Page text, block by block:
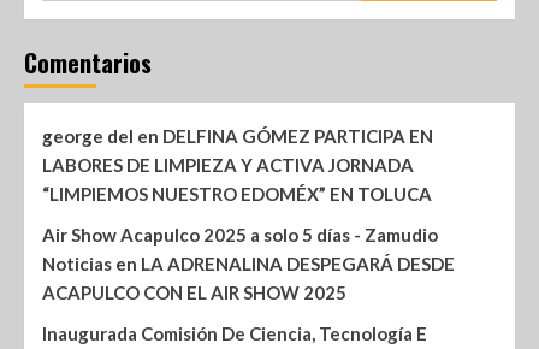
Comentarios
george del en DELFINA GÓMEZ PARTICIPA EN
LABORES DE LIMPIEZA Y ACTIVA JORNADA
“LIMPIEMOS NUESTRO EDOMÉX” EN TOLUCA
Air Show Acapulco 2025 a solo 5 días - Zamudio
Noticias en LA ADRENALINA DESPEGARÁ DESDE
ACAPULCO CON EL AIR SHOW 2025
Inaugurada Comisión De Ciencia, Tecnología E